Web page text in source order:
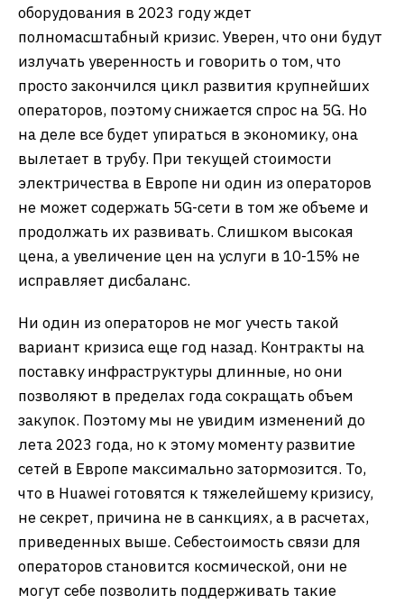
оборудования в 2023 году ждет
полномасштабный кризис. Уверен, что они будут
излучать уверенность и говорить о том, что
просто закончился цикл развития крупнейших
операторов, поэтому снижается спрос на 5G. Но
на деле все будет упираться в экономику, она
вылетает в трубу. При текущей стоимости
электричества в Европе ни один из операторов
не может содержать 5G-сети в том же объеме и
продолжать их развивать. Слишком высокая
цена, а увеличение цен на услуги в 10-15% не
исправляет дисбаланс.
Ни один из операторов не мог учесть такой
вариант кризиса еще год назад. Контракты на
поставку инфраструктуры длинные, но они
позволяют в пределах года сокращать объем
закупок. Поэтому мы не увидим изменений до
лета 2023 года, но к этому моменту развитие
сетей в Европе максимально затормозится. То,
что в Huawei готовятся к тяжелейшему кризису,
не секрет, причина не в санкциях, а в расчетах,
приведенных выше. Себестоимость связи для
операторов становится космической, они не
могут себе позволить поддерживать такие